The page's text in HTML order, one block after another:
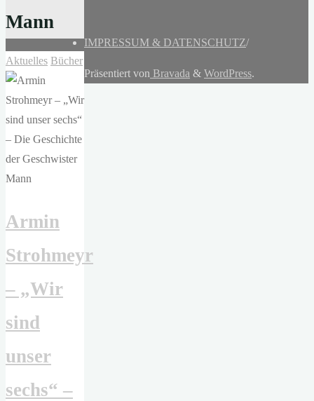
Mann
Aktuelles Bücher
Armin
Strohmeyr
– „Wir
sind
unser
sechs“ –
IMPRESSUM & DATENSCHUTZ/
Präsentiert von Bravada & WordPress.